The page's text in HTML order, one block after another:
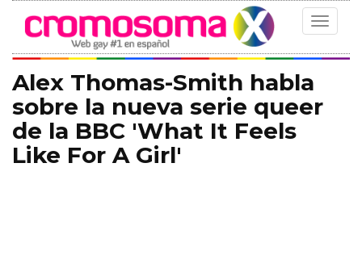
Toggle
Alex Thomas-Smith habla
sobre la nueva serie queer
de la BBC 'What It Feels
Like For A Girl'